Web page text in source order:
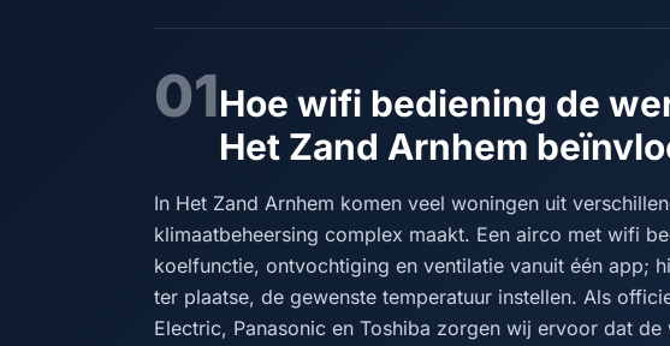
01Hoe wifi bediening de
Het Zand Arnhem
In Het Zand Arnhem komen veel woningen uit
klimaatbeheersing complex maakt. Een airco met wifi
koelfunctie, ontvochtiging en ventilatie vanuit één app;
ter plaatse, de gewenste temperatuur instellen. Als
Electric, Panasonic en Toshiba zorgen wij ervoor dat